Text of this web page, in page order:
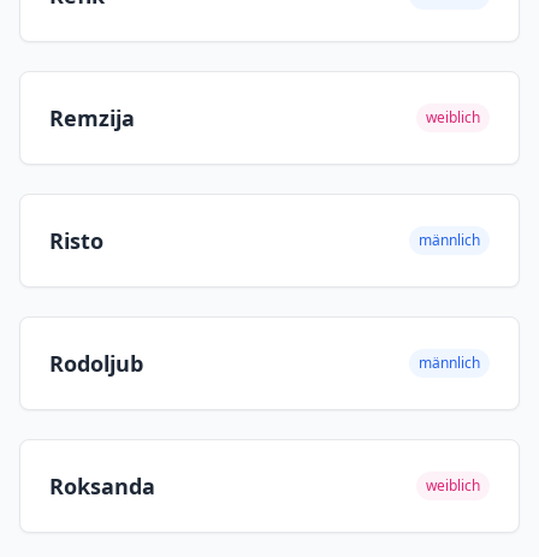
Remzija weiblich
Risto männlich
Rodoljub männlich
Roksanda weiblich